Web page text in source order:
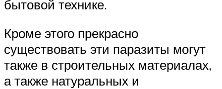
бытовой технике.
Кроме этого прекрасно
существовать эти паразиты могут
также в строительных материалах,
а также натуральных и